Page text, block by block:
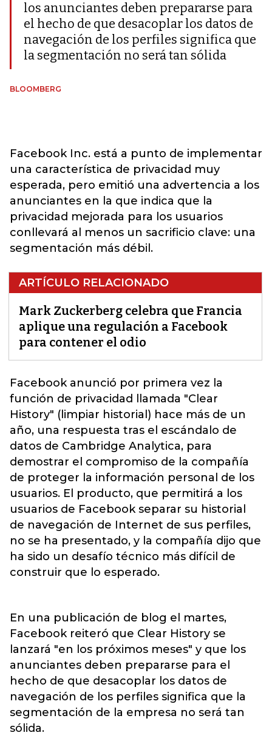
los anunciantes deben prepararse para
el hecho de que desacoplar los datos de
navegación de los perfiles significa que
la segmentación no será tan sólida
BLOOMBERG
Facebook Inc. está a punto de implementar
una característica de privacidad muy
esperada, pero emitió una advertencia a los
anunciantes en la que indica que la
privacidad mejorada para los usuarios
conllevará al menos un sacrificio clave: una
segmentación más débil.
ARTÍCULO RELACIONADO
Mark Zuckerberg celebra que Francia
aplique una regulación a Facebook
para contener el odio
Facebookanunció por primera vez la
función de privacidad llamada "Clear
History" (limpiar historial) hace más de un
año, una respuesta tras el escándalo de
datos de Cambridge Analytica, para
demostrar el compromiso de la compañía
de proteger la información personal de los
usuarios. El producto, que permitirá a los
usuarios de Facebook separar su historial
de navegación de Internet de sus perfiles,
no se ha presentado, y la compañía dijo que
ha sido un desafío técnico más difícil de
construir que lo esperado.
En una publicación de blog el martes,
Facebook reiteró que Clear History se
lanzará "en los próximos meses" y que los
anunciantes deben prepararse para el
hecho de que desacoplar los datos de
navegación de los perfiles significa que la
segmentación de la empresa no será tan
sólida.